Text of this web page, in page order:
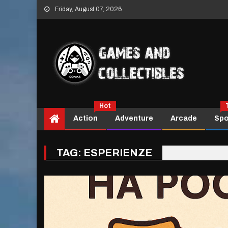
Skip
to
Friday, August 07, 2026
Action
Hot
Adventure Arcade
TAG: ESPERIENZE